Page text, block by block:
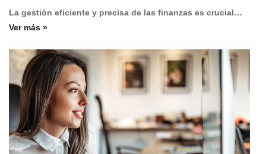
La gestión eficiente y precisa de las finanzas es crucial…
Ver más »